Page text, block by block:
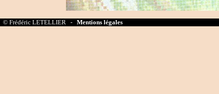
© Frédéric LETELLIER - Mentions légales